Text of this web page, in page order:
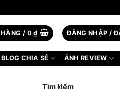
HÀNG / 0₫ ĐĂNG NHẬP /
BLOG CHIA SẺ ẢNH REVIEW
Tìm kiếm